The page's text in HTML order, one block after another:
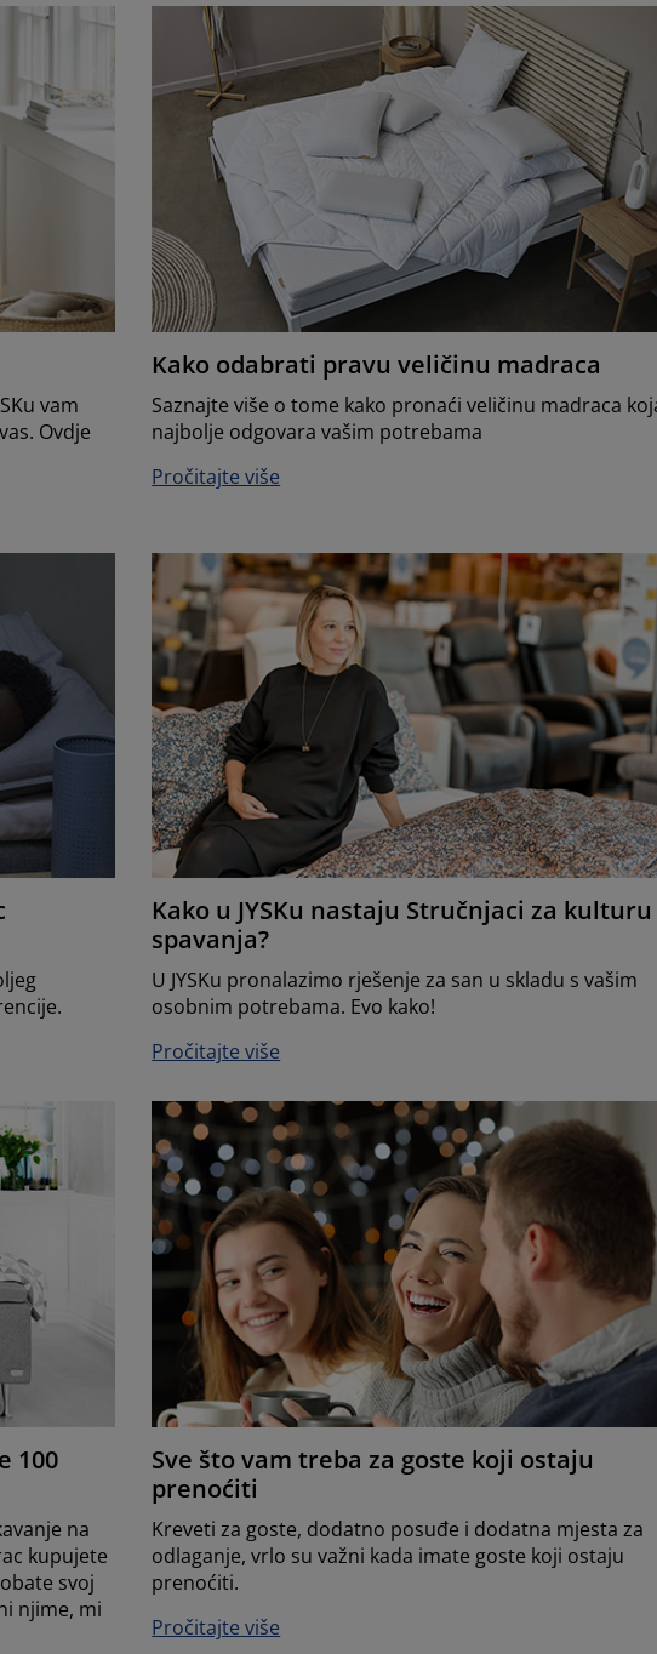
vam
Ovdje
Kako odabrati pravu veličinu madraca
Saznajte više o tome kako pronaći veličinu madraca
najbolje odgovara vašim potrebama
Pročitajte više
Kako u JYSKu nastaju Stručnjaci za kulturu
spavanja?
U JYSKu pronalazimo rješenje za san u skladu s vašim
osobnim potrebama. Evo kako!
Pročitajte više
100
na
kupujete
svoj
njime, mi
Sve što vam treba za goste koji ostaju
prenoćiti
Kreveti za goste, dodatno posuđe i dodatna mjesta za
odlaganje, vrlo su važni kada imate goste koji ostaju
prenoćiti.
Pročitajte više